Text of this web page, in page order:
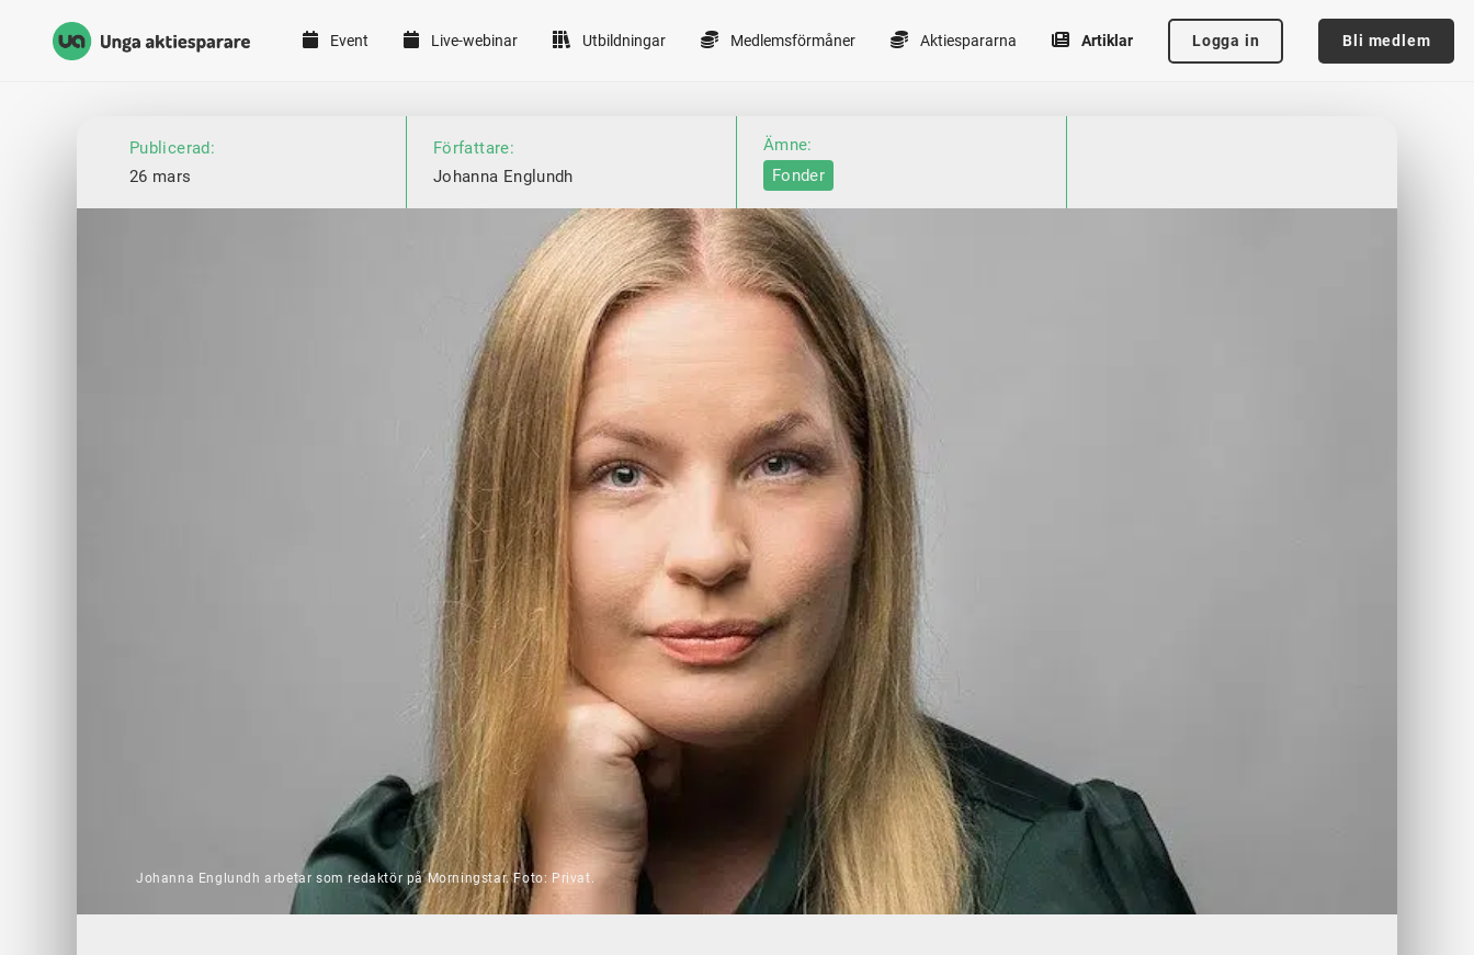
Unga Aktiesparare
Event Live-webinar Utbildningar Medlemsförmåner Aktiespararna Artiklar Logga in Bli medlem
Publicerad:
26 mars
Författare:
Johanna Englundh
Ämne:
Fonder
Johanna Englundh arbetar som redaktör på Morningstar. Foto: Privat.